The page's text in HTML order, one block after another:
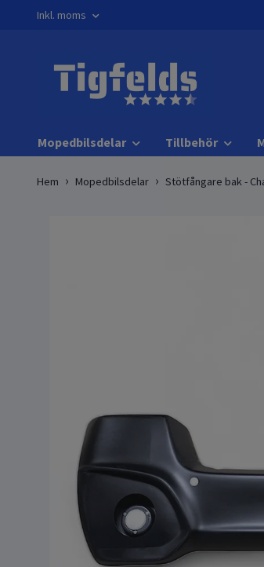
Inkl. moms
Mopedbilsdelar Tillbehör
Hem Mopedbilsdelar Stötfångare bak -